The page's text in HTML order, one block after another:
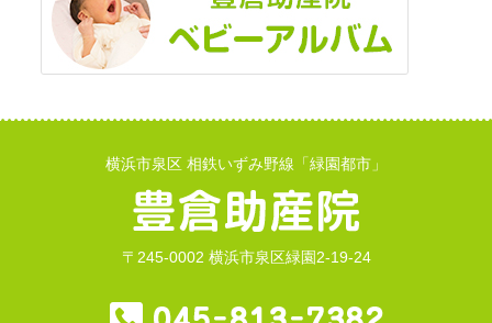
横浜市泉区 相鉄いずみ野線「緑園都市」
〒245-0002 横浜市泉区緑園2-19-24